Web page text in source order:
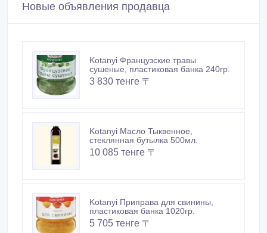
Новые объявления продавца
Kotanyi Французские травы
сушеные, пластиковая банка 240гр.
3 830 тенге 〒
Kotanyi Масло Тыквенное,
стеклянная бутылка 500мл.
10 085 тенге 〒
Kotanyi Приправа для свинины,
пластиковая банка 1020гр.
5 705 тенге 〒